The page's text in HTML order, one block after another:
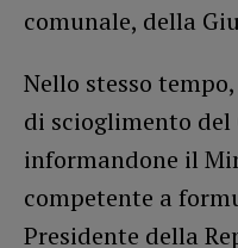
comunale, della
Nello stesso
di scioglimento
informandone il
competente a
Presidente della